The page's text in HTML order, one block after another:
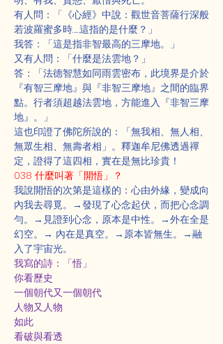
有人問：「《心經》中說：觀世音菩薩行深般
若波羅蜜多時……這指的是什麼？」
我答：「這是指非智最高的三摩地。」
又有人問：「什麼是法雲地？」
答：「法德智慧如同雨雲密布，此境界是介於
『有智三摩地』與『非智三摩地』之間的臨界
點。行者須超越法雲地，方能進入『非智三摩
地』。」
這也印證了佛陀所說的：「無我相、無人相、
無眾生相、無壽者相」。釋迦牟尼佛透過禪
定，證得了這四相，實在是無比珍貴！
038 什麼叫著「開悟」？
我說開悟的次第是這樣的：心由外緣，變成向
內我去尋覓。→發現了心念起伏，而把心念調
勻。→見證到心念，原本是中性。→外在全是
幻空。→ 內在是真空。→原本皆無生。→融
入了宇宙光。
我寫的詩：「悟」
你看歷史
一個朝代又一個朝代
人物又人物
如此
看破與看透